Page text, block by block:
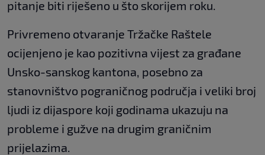
pitanje biti riješeno u što skorijem roku.
Privremeno otvaranje Tržačke Raštele
ocijenjeno je kao pozitivna vijest za građane
Unsko-sanskog kantona, posebno za
stanovništvo pograničnog područja i veliki broj
ljudi iz dijaspore koji godinama ukazuju na
probleme i gužve na drugim graničnim
prijelazima.